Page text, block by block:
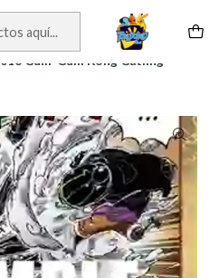
Gum-Gum Kong Gatling